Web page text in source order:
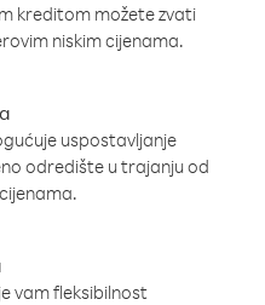
kreditom možete zvati
niskim cijenama.
uspostavljanje
odredište u trajanju od
vam fleksibilnost